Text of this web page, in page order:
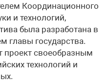
Координационного
и технологий,
была разработана в
главы государства.
проект своеобразным
технологий и